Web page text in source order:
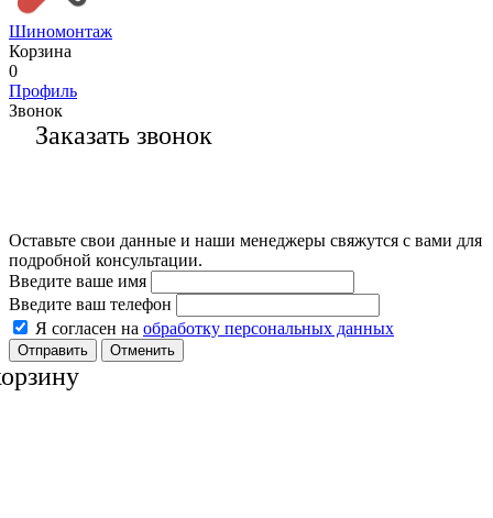
Шиномонтаж
Корзина
0
Профиль
Звонок
Заказать звонок
Оставьте свои данные и наши менеджеры свяжутся с вами для
подробной консультации.
Введите ваше имя
Введите ваш телефон
Я согласен на обработку персональных данных
Отменить